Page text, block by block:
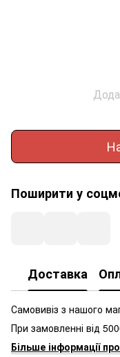
Поширити у
Доставка
Самовивіз з нашого
При замовленні від
Більше інформації